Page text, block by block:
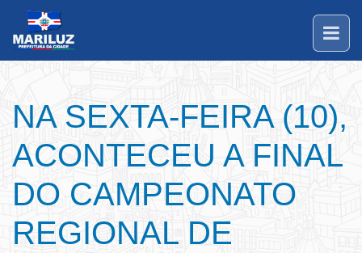
NA SEXTA-FEIRA (10),
ACONTECEU A FINAL
DO CAMPEONATO
REGIONAL DE